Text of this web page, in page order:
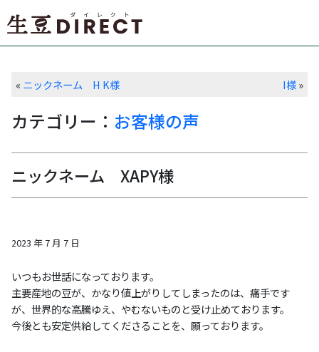
« ニックネーム H K様 I様»
カテゴリー： お客様の声
ニックネーム XAPY様
2023 年 7 月 7 日
いつもお世話になっております。
主要産地の豆が、かなり値上がりしてしまったのは、痛手です
が、世界的な高騰ゆえ、やむないものと受け止めております。
今後とも安定供給してくださることを、願っております。